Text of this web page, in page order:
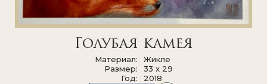
Голубая камея
Материал
Жикле
Размер
33 x 29
Год
2018